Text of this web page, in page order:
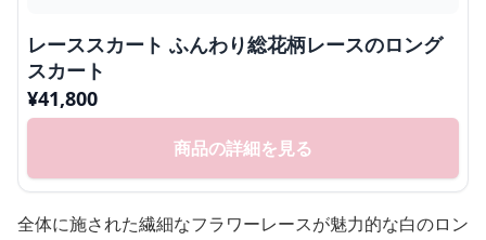
レーススカート ふんわり総花柄レースのロング
スカート
¥41,800
商品の詳細を見る
全体に施された繊細なフラワーレースが魅力的な白のロン